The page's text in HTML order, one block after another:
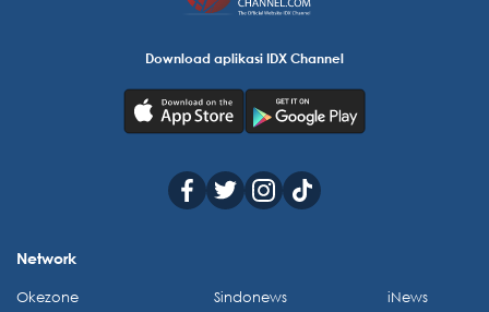
Download aplikasi IDX Channel
Network
Okezone
Sindonews
iNews